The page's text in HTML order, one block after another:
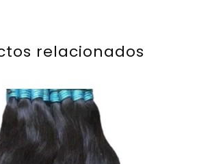
relacionados